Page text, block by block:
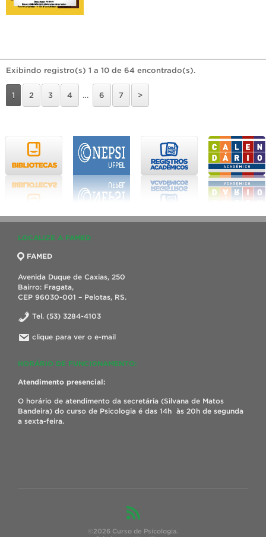
Exibindo registro(s) 1 a 10 de 64 encontrado(s).
1 2 3 4 … 6 7 >
LOCALIZE A FAMED
FAMED
Avenida Duque de Caxias, 250
Bairro: Fragata,
CEP 96030-001 – Pelotas, RS.
Tel. (53) 3284-4103
clique para ver o e-mail
HORÁRIO DE FUNCIONAMENTO:
Atendimento presencial:
O horário de atendimento da secretária (Silvana de Matos
Bandeira) do curso de Psicologia é das 14h às 20h de segunda
a sexta-feira.
©2026 Curso de Psicologia.